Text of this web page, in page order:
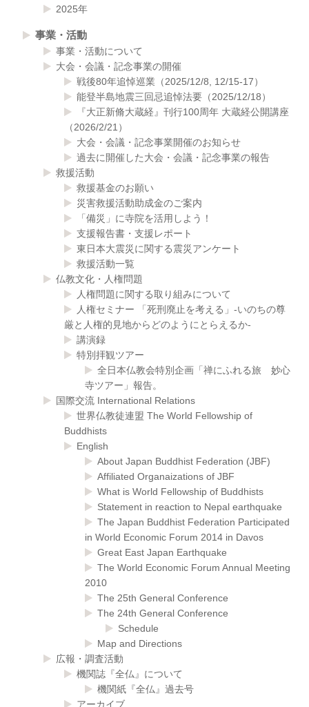
2025年
事業・活動
事業・活動について
大会・会議・記念事業の開催
戦後80年追悼巡業（2025/12/8, 12/15-17）
能登半島地震三回忌追悼法要（2025/12/18）
『大正新脩大蔵経』刊行100周年 大蔵経公開講座
（2026/2/21）
大会・会議・記念事業開催のお知らせ
過去に開催した大会・会議・記念事業の報告
救援活動
救援基金のお願い
災害救援活動助成金のご案内
「備災」に寺院を活用しよう！
支援報告書・支援レポート
東日本大震災に関する震災アンケート
救援活動一覧
仏教文化・人権問題
人権問題に関する取り組みについて
人権セミナー 「死刑廃止を考える」-いのちの尊
厳と人権的見地からどのようにとらえるか-
講演録
特別拝観ツアー
全日本仏教会特別企画「禅にふれる旅 妙心
寺ツアー」報告。
国際交流 International Relations
世界仏教徒連盟 The World Fellowship of
Buddhists
English
About Japan Buddhist Federation (JBF)
Affiliated Organaizations of JBF
What is World Fellowship of Buddhists
Statement in reaction to Nepal earthquake
The Japan Buddhist Federation Participated
in World Economic Forum 2014 in Davos
Great East Japan Earthquake
The World Economic Forum Annual Meeting
2010
The 25th General Conference
The 24th General Conference
Schedule
Map and Directions
広報・調査活動
機関誌『全仏』について
機関紙『全仏』過去号
アーカイブ